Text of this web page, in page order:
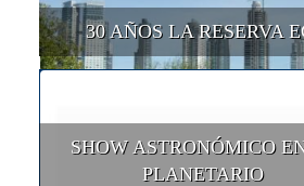
30 AÑOS LA RESERVA
SHOW ASTRONÓMICO
PLANETARIO